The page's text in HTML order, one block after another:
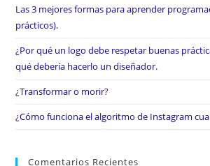
Las 3 mejores formas para aprender
prácticos).
¿Por qué un logo debe respetar buenas
qué debería hacerlo un diseñador.
¿Transformar o morir?
¿Cómo funciona el algoritmo de Instagram
Comentarios Recientes